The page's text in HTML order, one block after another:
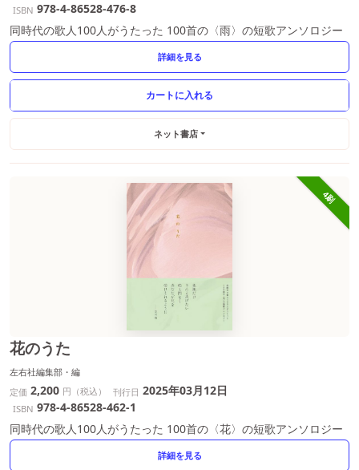
ISBN 978-4-86528-476-8
同時代の歌人100人がうたった 100首の〈雨〉の短歌アンソロジー
詳細を見る
ネット書店
4刷
花のうた
左右社編集部・編
定価 2,200 円（税込） 刊行日 2025年03月12日
ISBN 978-4-86528-462-1
同時代の歌人100人がうたった 100首の〈花〉の短歌アンソロジー
詳細を見る